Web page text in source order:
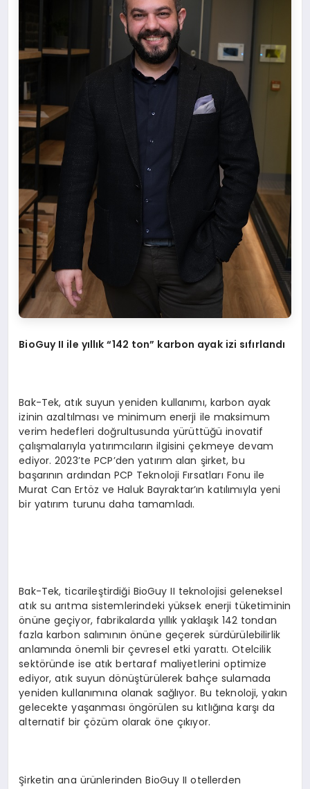
BioGuy II ile yıllık “142 ton” karbon ayak izi sıfırlandı
Bak-Tek, atık suyun yeniden kullanımı, karbon ayak
izinin azaltılması ve minimum enerji ile maksimum
verim hedefleri doğrultusunda yürüttüğü inovatif
çalışmalarıyla yatırımcıların ilgisini çekmeye devam
ediyor. 2023’te PCP’den yatırım alan şirket, bu
başarının ardından PCP Teknoloji Fırsatları Fonu ile
Murat Can Ertöz ve Haluk Bayraktar’ın katılımıyla yeni
bir yatırım turunu daha tamamladı.
Bak-Tek, ticarileştirdiği BioGuy II teknolojisi geleneksel
atık su arıtma sistemlerindeki yüksek enerji tüketiminin
önüne geçiyor, fabrikalarda yıllık yaklaşık 142 tondan
fazla karbon salımının önüne geçerek sürdürülebilirlik
anlamında önemli bir çevresel etki yarattı. Otelcilik
sektöründe ise atık bertaraf maliyetlerini optimize
ediyor, atık suyun dönüştürülerek bahçe sulamada
yeniden kullanımına olanak sağlıyor. Bu teknoloji, yakın
gelecekte yaşanması öngörülen su kıtlığına karşı da
alternatif bir çözüm olarak öne çıkıyor.
Şirketin ana ürünlerinden BioGuy II otellerden